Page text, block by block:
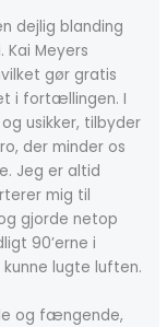
dejlig blanding
Meyers
gør gratis
i fortællingen. I
usikker, tilbyder
der minder os
Jeg er altid
mig til
gjorde netop
90’erne i
lugte luften.
og fængende,